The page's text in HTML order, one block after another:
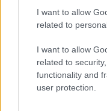
I want to allow
related to
I want to allow
related to
functionality and
user protection.
chim cánh cụt
heo